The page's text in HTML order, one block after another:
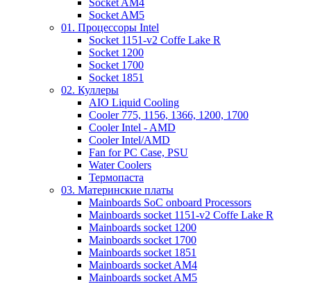
Socket AM4
Socket AM5
01. Процессоры Intel
Socket 1151-v2 Coffe Lake R
Socket 1200
Socket 1700
Socket 1851
02. Куллеры
AIO Liquid Cooling
Cooler 775, 1156, 1366, 1200, 1700
Cooler Intel - AMD
Cooler Intel/AMD
Fan for PC Case, PSU
Water Coolers
Термопаста
03. Материнские платы
Mainboards SoC onboard Processors
Mainboards socket 1151-v2 Coffe Lake R
Mainboards socket 1200
Mainboards socket 1700
Mainboards socket 1851
Mainboards socket AM4
Mainboards socket AM5